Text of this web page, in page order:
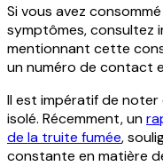
Si vous avez
symptômes, consultez
mentionnant cette
un numéro de contact
Il est impératif de
isolé. Récemment, un
de la truite fumée,
constante en matière